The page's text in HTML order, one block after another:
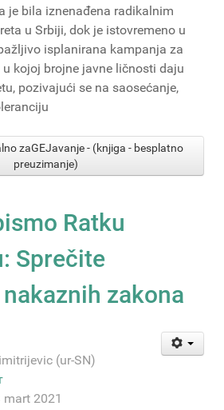
je bila iznenađena radikalnim
u Srbiji, dok je istovremeno u
isplanirana kampanja za
u kojoj brojne javne ličnosti daju
pozivajući se na saosećanje,
zaGEJavanje - (knjiga - besplatno
preuzimanje)
Ratku
Sprečite
zakona
(ur-SN)
mart 2021